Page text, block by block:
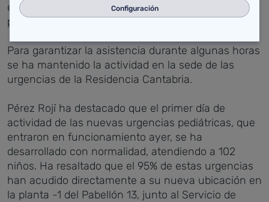
embarazada que quedó ingresada con trabajo de
parto para dar a luz.
Para garantizar la asistencia durante algunas horas
se ha mantenido la actividad en la sede de las
urgencias de la Residencia Cantabria.
Pérez Rojí ha destacado que el primer día de
actividad de las nuevas urgencias pediátricas, que
entraron en funcionamiento ayer, se ha
desarrollado con normalidad, atendiendo a 102
niños. Ha resaltado que el 95% de estas urgencias
han acudido directamente a su nueva ubicación en
la planta -1 del Pabellón 13, junto al Servicio de
Configuración